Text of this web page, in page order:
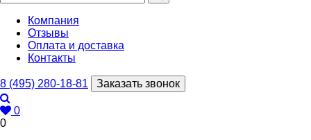
Компания
Отзывы
Оплата и доставка
Контакты
8 (495) 280-18-81 Заказать звонок
0
0